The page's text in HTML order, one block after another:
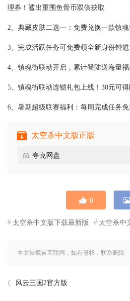
理券！鲨出重围鱼骨币双倍获取
2、典藏皮肤二选一：免费兑换一款镇
3、完成活跃任务可免费领全新身份钟馗
4、镇魂街联动开启，累计登陆送海量福
5、镇魂街联动连锁礼包上线！30元可
6、暑期超级联赛福利：每周完成任务
太空杀中文版正版
夸克网盘
0
太空杀中文版下载最新版 太空杀中
本文转载自互联网，如有侵权，联系删除
风云三国2官方版